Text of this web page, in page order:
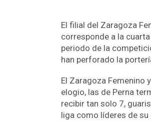
El filial del Zaragoza
corresponde a la
periodo de la
han perforado la
El Zaragoza Femenino
elogio, las de Perna
recibir tan solo 7,
liga como líderes de